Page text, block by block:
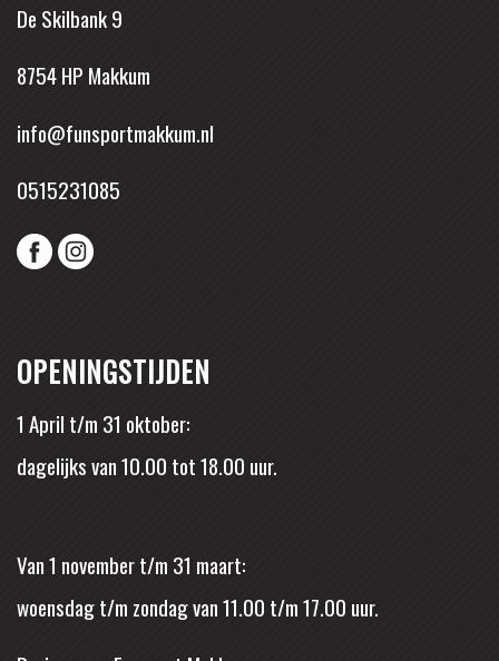
De Skilbank 9
8754 HP Makkum
info@funsportmakkum.nl
0515231085
OPENINGSTIJDEN
1 April t/m 31 oktober:
dagelijks van 10.00 tot 18.00 uur.
Van 1 november t/m 31 maart:
woensdag t/m zondag van 11.00 t/m 17.00 uur.